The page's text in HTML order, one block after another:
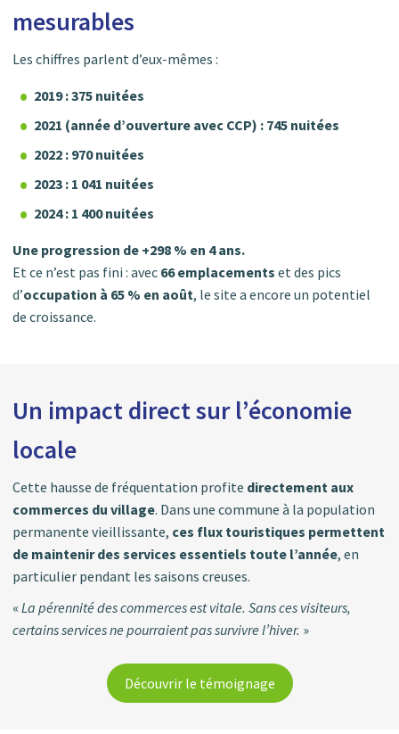
mesurables
Les chiffres parlent d’eux-mêmes :
2019 : 375 nuitées
2021 (année d’ouverture avec CCP) : 745 nuitées
2022 : 970 nuitées
2023 : 1 041 nuitées
2024 : 1 400 nuitées
Une progression de +298 % en 4 ans.
Et ce n’est pas fini : avec 66 emplacements et des pics
d’occupation à 65 % en août, le site a encore un potentiel
de croissance.
Un impact direct sur l’économie
locale
Cette hausse de fréquentation profite directement aux
commerces du village. Dans une commune à la population
permanente vieillissante, ces flux touristiques permettent
de maintenir des services essentiels toute l’année, en
particulier pendant les saisons creuses.
« La pérennité des commerces est vitale. Sans ces visiteurs,
certains services ne pourraient pas survivre l’hiver. »
Découvrir le témoignage